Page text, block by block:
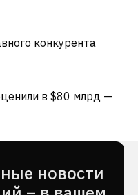
конкурента
в $80 млрд —
новости